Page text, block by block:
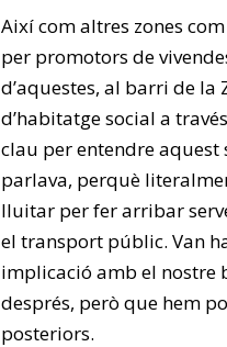
Així com altres zones
per promotors de
d’aquestes, al barri de
d’habitatge social a
clau per entendre
parlava, perquè
lluitar per fer arribar
el transport públic. Van
implicació amb el nostre
després, però que hem
posteriors.